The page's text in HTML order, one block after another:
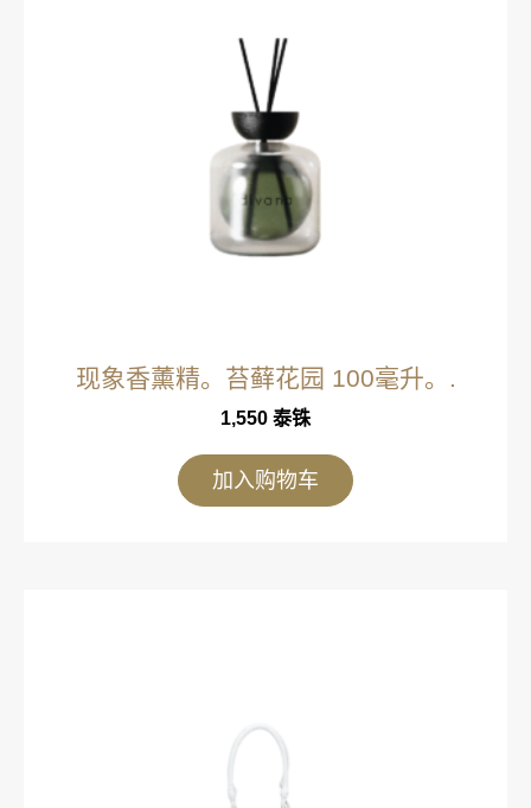
现象香薰精。苔藓花园 100毫升。.
1,550 泰铢
加入购物车